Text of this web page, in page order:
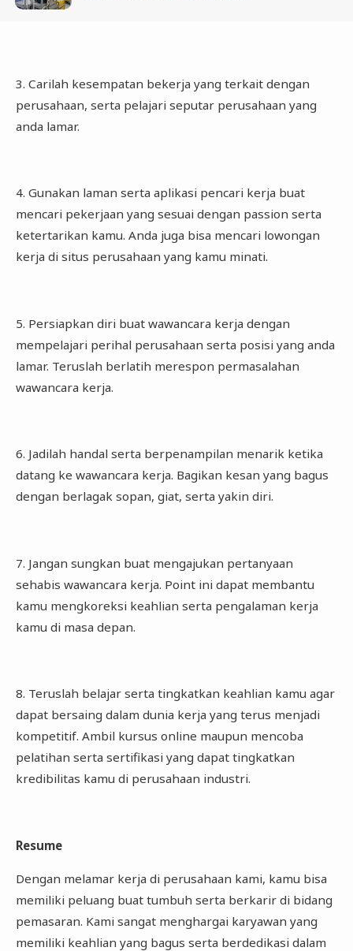
3. Carilah kesempatan bekerja yang terkait dengan
perusahaan, serta pelajari seputar perusahaan yang
anda lamar.
4. Gunakan laman serta aplikasi pencari kerja buat
mencari pekerjaan yang sesuai dengan passion serta
ketertarikan kamu. Anda juga bisa mencari lowongan
kerja di situs perusahaan yang kamu minati.
5. Persiapkan diri buat wawancara kerja dengan
mempelajari perihal perusahaan serta posisi yang anda
lamar. Teruslah berlatih merespon permasalahan
wawancara kerja.
6. Jadilah handal serta berpenampilan menarik ketika
datang ke wawancara kerja. Bagikan kesan yang bagus
dengan berlagak sopan, giat, serta yakin diri.
7. Jangan sungkan buat mengajukan pertanyaan
sehabis wawancara kerja. Point ini dapat membantu
kamu mengkoreksi keahlian serta pengalaman kerja
kamu di masa depan.
8. Teruslah belajar serta tingkatkan keahlian kamu agar
dapat bersaing dalam dunia kerja yang terus menjadi
kompetitif. Ambil kursus online maupun mencoba
pelatihan serta sertifikasi yang dapat tingkatkan
kredibilitas kamu di perusahaan industri.
Resume
Dengan melamar kerja di perusahaan kami, kamu bisa
memiliki peluang buat tumbuh serta berkarir di bidang
pemasaran. Kami sangat menghargai karyawan yang
memiliki keahlian yang bagus serta berdedikasi dalam